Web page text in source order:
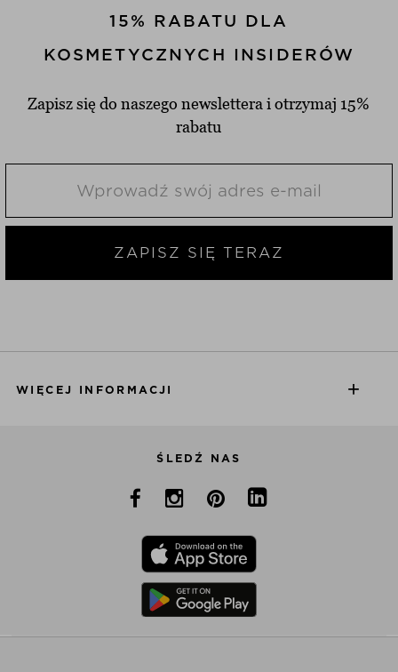
15% RABATU DLA
KOSMETYCZNYCH INSIDERÓW
Zapisz się do naszego newslettera i otrzymaj 15%
rabatu
ZAPISZ SIĘ TERAZ
WIĘCEJ INFORMACJI
ŚLEDŹ NAS